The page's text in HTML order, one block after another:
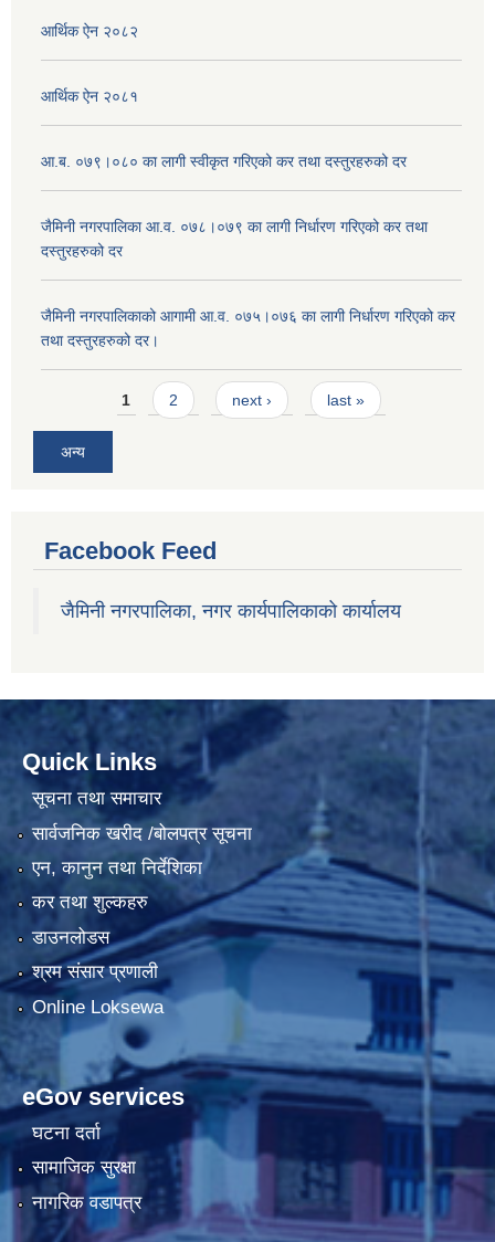
आर्थिक ऐन २०८२
आर्थिक ऐन २०८१
आ.ब. ०७९।०८० का लागी स्वीकृत गरिएको कर तथा दस्तुरहरुको दर
जैमिनी नगरपालिका आ.व. ०७८।०७९ का लागी निर्धारण गरिएको कर तथा
दस्तुरहरुको दर
जैमिनी नगरपालिकाको आगामी आ.व. ०७५।०७६ का लागी निर्धारण गरिएको कर
तथा दस्तुरहरुको दर।
Pages1 2 next › last »
अन्य
Facebook Feed
जैमिनी नगरपालिका, नगर कार्यपालिकाको कार्यालय
Quick Links
सूचना तथा समाचार
सार्वजनिक खरीद /बोलपत्र सूचना
एन, कानुन तथा निर्देशिका
कर तथा शुल्कहरु
डाउनलोडस
श्रम संसार प्रणाली
Online Loksewa
eGov services
घटना दर्ता
सामाजिक सुरक्षा
नागरिक वडापत्र